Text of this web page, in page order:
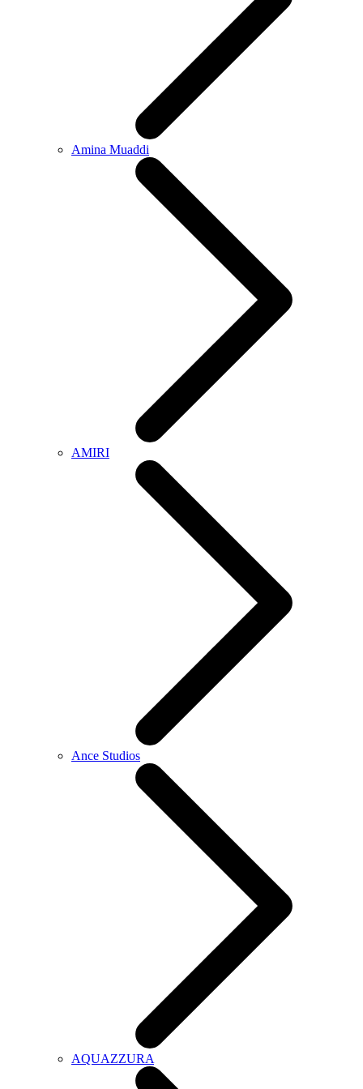
Amina Muaddi
AMIRI
Ance Studios
AQUAZZURA